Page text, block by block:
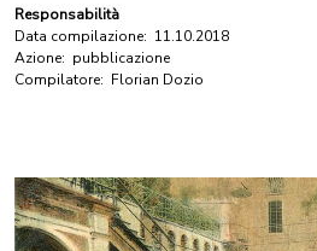
Responsabilità
Data compilazione: 11.10.2018
Azione: pubblicazione
Compilatore: Florian Dozio